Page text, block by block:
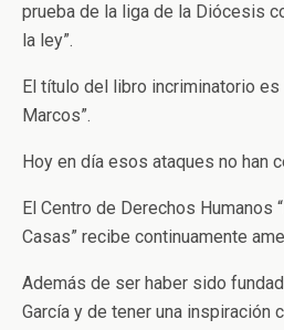
prueba de la liga de la Diócesis
la ley”.
El título del libro incriminatorio es
Marcos”.
Hoy en día esos ataques no han
El Centro de Derechos Humanos
Casas” recibe continuamente
Además de ser haber sido
García y de tener una inspiración